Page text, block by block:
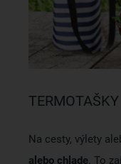
TERMOTAŠKY
Na cesty, výlety
alebo chlade. To